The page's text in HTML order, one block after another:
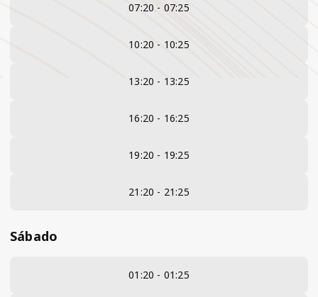
07:20 - 07:25
10:20 - 10:25
13:20 - 13:25
16:20 - 16:25
19:20 - 19:25
21:20 - 21:25
Sábado
01:20 - 01:25